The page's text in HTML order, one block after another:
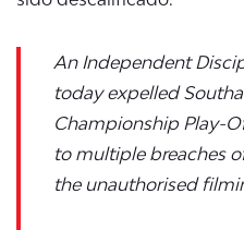
An Independent
today expelled
Championship Play-
to multiple breaches
the unauthorised